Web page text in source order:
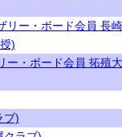
リー・ボード会員 長
)
ー・ボード会員 拓殖
ブ)